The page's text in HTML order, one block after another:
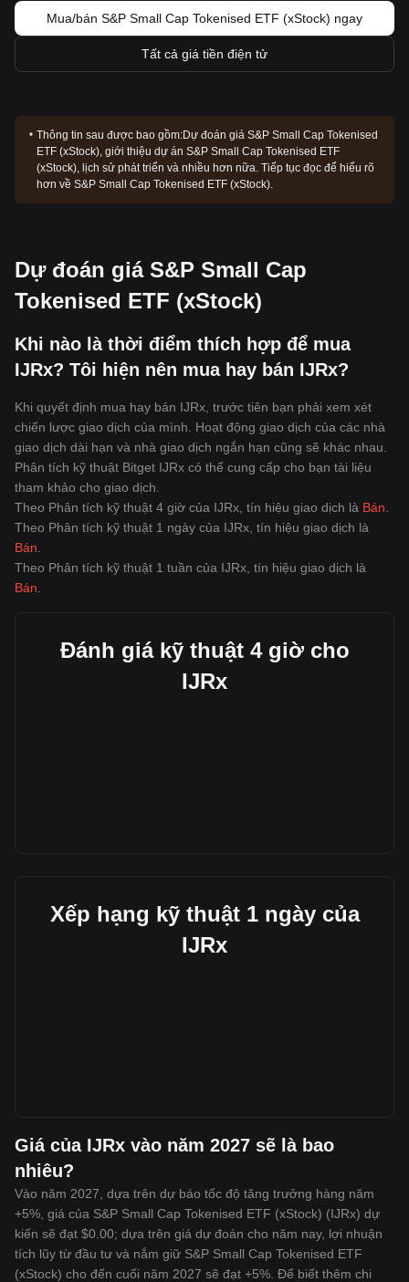
Mua/bán S&P Small Cap Tokenised ETF (xStock) ngay
Tất cả giá tiền điện tử
Thông tin sau được bao gồm:Dự đoán giá S&P Small Cap Tokenised
ETF (xStock), giới thiệu dự án S&P Small Cap Tokenised ETF
(xStock), lịch sử phát triển và nhiều hơn nữa. Tiếp tục đọc để hiểu rõ
hơn về S&P Small Cap Tokenised ETF (xStock).
Dự đoán giá S&P Small Cap
Tokenised ETF (xStock)
Khi nào là thời điểm thích hợp để mua
IJRx? Tôi hiện nên mua hay bán IJRx?
Khi quyết định mua hay bán IJRx, trước tiên bạn phải xem xét
chiến lược giao dịch của mình. Hoạt động giao dịch của các nhà
giao dịch dài hạn và nhà giao dịch ngắn hạn cũng sẽ khác nhau.
Phân tích kỹ thuật Bitget IJRx có thể cung cấp cho bạn tài liệu
tham khảo cho giao dịch.
Theo Phân tích kỹ thuật 4 giờ của IJRx, tín hiệu giao dịch là Bán
Theo Phân tích kỹ thuật 1 ngày của IJRx, tín hiệu giao dịch là
Bán
Theo Phân tích kỹ thuật 1 tuần của IJRx, tín hiệu giao dịch là
Bán
Đánh giá kỹ thuật 4 giờ cho
IJRx
Xếp hạng kỹ thuật 1 ngày của
IJRx
Giá của IJRx vào năm 2027 sẽ là bao
nhiêu?
Vào năm 2027, dựa trên dự báo tốc độ tăng trưởng hàng năm
+5%, giá của S&P Small Cap Tokenised ETF (xStock) (IJRx) dự
kiến sẽ đạt $0.00; dựa trên giá dự đoán cho năm nay, lợi nhuận
tích lũy từ đầu tư và nắm giữ S&P Small Cap Tokenised ETF
(xStock) cho đến cuối năm 2027 sẽ đạt +5%. Để biết thêm chi